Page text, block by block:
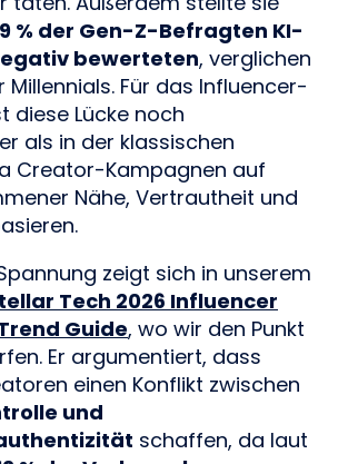
% der Gen-Z-Befragten KI-
bewerteten, verglichen
Millennials. Für das Influencer-
diese Lücke noch
als in der klassischen
Creator-Kampagnen auf
Nähe, Vertrautheit und
zeigt sich in unserem
Tech 2026 Influencer
Guide, wo wir den Punkt
Er argumentiert, dass
einen Konflikt zwischen
und
schaffen, da laut